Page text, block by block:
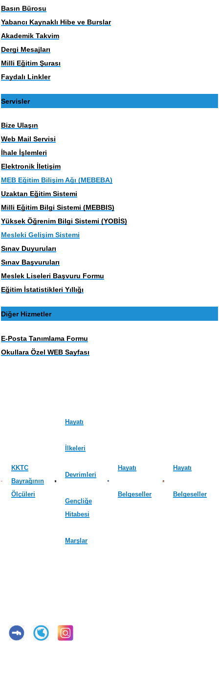
Basın Bürosu
Yabancı Kaynaklı Hibe ve Burslar
Akademik Takvim
Dergi Mesajları
Milli Eğitim Şurası
Faydalı Linkler
Servisler
Bize Ulaşın
Web Mail Servisi
İhale İşlemleri
Elektronik İletişim
MEB Eğitim Bilişim Ağı (MEBEBA)
Uzaktan Eğitim Sistemi
Milli Eğitim Bilgi Sistemi (MEBBIS)
Yüksek Öğrenim Bilgi Sistemi (YOBİS)
Mesleki Gelişim Sistemi
Sınav Duyuruları
Sınav Başvuruları
Meslek Liseleri Başvuru Formu
Eğitim İstatistikleri Yıllığı
Diğer Hizmetler
E-Posta Tanımlama Formu
Okullara Özel WEB Sayfası
KKTC
Bayrağının
Ölçüleri
Hayatı
İlkeleri
Devrimleri
Gençliğe
Hitabesi
Marşlar
Hayatı
Belgeseller
Hayatı
Belgeseller